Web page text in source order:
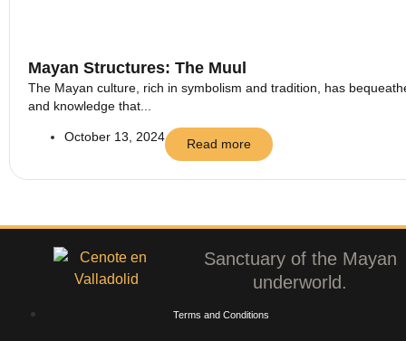
Mayan Structures: The Muul
The Mayan culture, rich in symbolism and tradition, has
and knowledge that...
October 13, 2024 Read more
Sanctuary of the Mayan
underworld.
Terms and Conditions